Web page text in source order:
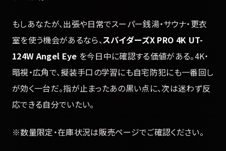
もしあなたが、出張や日常でスーパー銭湯・サウナ・更衣
室を使う機会があるなら、スパイダーズX PRO 4K UT-
124W Angel Eye を今日中に確認する価値がある。4K・
暗視・広角で、擬装手口の学習にも自宅防犯にも一番回し
が効く一台だ。指が止まったあの黒い点に、次は迷わず反
応できる自分でいたい。
※数量限定・在庫状況は販売ページでご確認ください。